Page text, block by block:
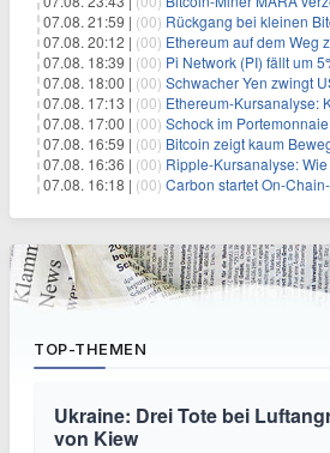
07.08. 21:59 | (00) Rückgang bei kleinen Bitcoin (BTC)
07.08. 20:12 | (00) Ethereum auf dem Weg zu $5.000? ETH erobert wichtige
07.08. 18:39 | (00) Pi Network (PI) fällt um 5% täglich,
07.08. 18:00 | (00) Schwacher Yen zwingt USA zur
07.08. 17:13 | (00) Ethereum-Kursanalyse: Kann ETH die
07.08. 17:00 | (00) Schock im Portemonnaie: Darum
07.08. 16:59 | (00) Bitcoin zeigt kaum Bewegung nach schwachen US-
07.08. 16:36 | (00) Ripple-Kursanalyse: Wie tief kann XRP fallen, wenn
07.08. 16:18 | (00) Carbon startet On-Chain-Derivate-
TOP-THEMEN
Ukraine: Drei Tote bei
von Kiew